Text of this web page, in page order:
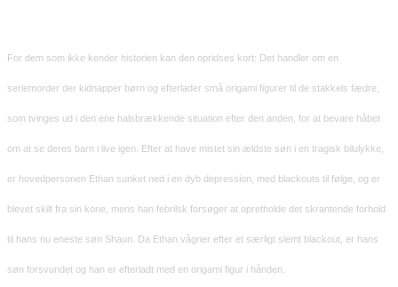
For dem som ikke kender historien kan den opridses kort: Det handler om en
seriemorder der kidnapper børn og efterlader små origami figurer til de stakkels fædre,
som tvinges ud i den ene halsbrækkende situation efter den anden, for at bevare håbet
om at se deres barn i live igen. Efter at have mistet sin ældste søn i en tragisk bilulykke,
er hovedpersonen Ethan sunket ned i en dyb depression, med blackouts til følge, og er
blevet skilt fra sin kone, mens han febrilsk forsøger at opretholde det skrantende forhold
til hans nu eneste søn Shaun. Da Ethan vågner efter et særligt slemt blackout, er hans
søn forsvundet og han er efterladt med en origami figur i hånden.